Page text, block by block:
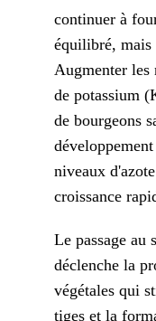
continuer à
équilibré, mais
Augmenter les
de potassium
de bourgeons
niveaux
croissance
Le passage au
déclenche la
végétales qui
tiges et la